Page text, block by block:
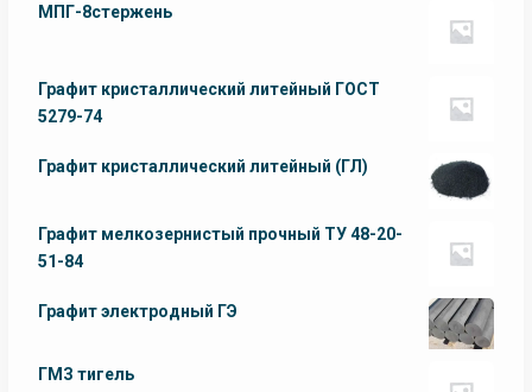
МПГ-8стержень
Графит кристаллический литейный ГОСТ
5279-74
Графит кристаллический литейный (ГЛ)
Графит мелкозернистый прочный ТУ 48-20-
51-84
Графит электродный ГЭ
ГМЗ тигель